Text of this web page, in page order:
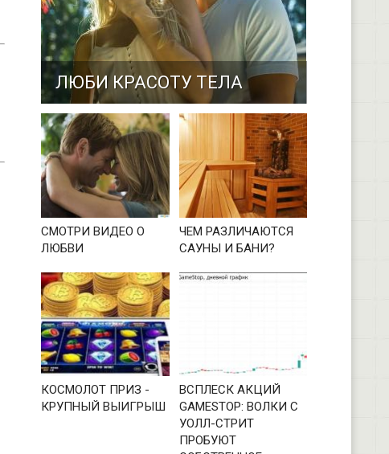
ЛЮБИ КРАСОТУ ТЕЛА
СМОТРИ ВИДЕО О
ЛЮБВИ
ЧЕМ РАЗЛИЧАЮТСЯ
САУНЫ И БАНИ?
КОСМОЛОТ ПРИЗ -
КРУПНЫЙ ВЫИГРЫШ
ВСПЛЕСК АКЦИЙ
GAMESTOP: ВОЛКИ С
УОЛЛ-СТРИТ
ПРОБУЮТ